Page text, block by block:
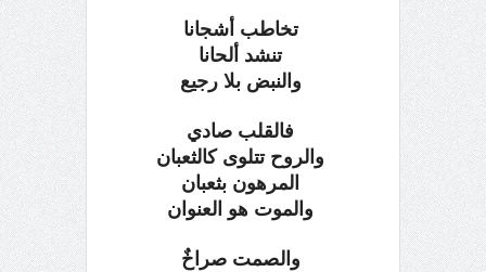
تخاطب أشجانا
تنشد ألحانا
والنبض بلا رجيع
فالقلب صادي
والروح تتلوى كالثعبان
المرهون بثعبان
والموت هو العنوان
والصمت صراخٌ